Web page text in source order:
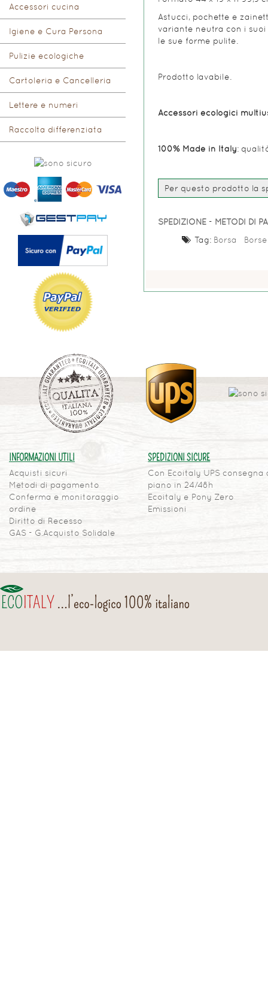
Accessori cucina
Igiene e Cura Persona
Pulizie ecologiche
Cartoleria e Cancelleria
Lettere e numeri
Raccolta differenziata
Astucci, pochette e
variante neutra con i suoi
le sue forme pulite.
Prodotto lavabile.
Accessori ecologici
100% Made in Italy:
Per questo prodotto la
SPEDIZIONE - METODI DI
Tag: Borsa Borse
INFORMAZIONI UTILI
Acquisti sicuri
Metodi di pagamento
Conferma e monitoraggio
ordine
Diritto di Recesso
GAS - G.Acquisto Solidale
SPEDIZIONI SICURE
Con Ecoitaly UPS consegna
piano in 24/48h
Ecoitaly e Pony Zero
Emissioni